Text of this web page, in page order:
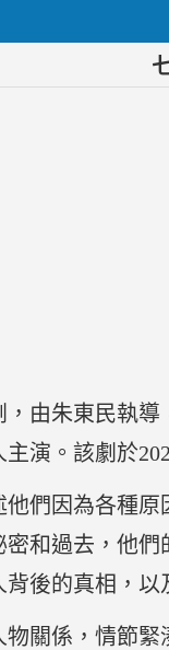
，由朱東民執
演。該劇於
們因為各種
和過去，他
後的真相，
關係，情節